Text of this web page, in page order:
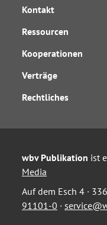
Kontakt
Ressourcen
Kooperationen
Verträge
Rechtliches
wbv Publikation ist
Media
Auf dem Esch 4 ·
91101-0 ·